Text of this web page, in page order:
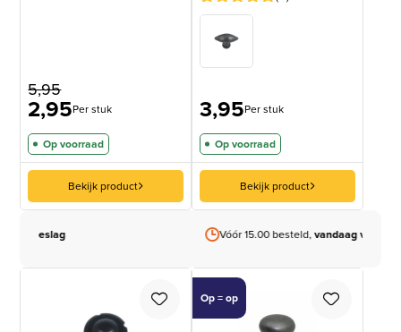
5,95
2,95Per stuk
Op voorraad
Bekijk product
Gewaardeerd
op 5
gebaseerd
2
3,95Per stuk
Op voorraad
Bekijk product
Vóór 15.00 besteld,vandaag verzonden
Op = op